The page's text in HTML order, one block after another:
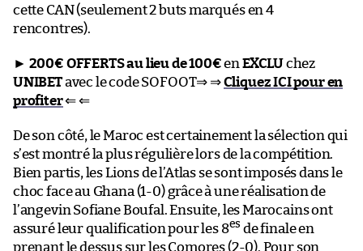
cette CAN (seulement 2 buts marqués en 4
rencontres).
► 200€ OFFERTS au lieu de 100€en EXCLUchez
UNIBETavec le code SOFOOT⇒ ⇒Cliquez ICI pour en
profiter⇐ ⇐
De son côté, le Maroc est certainement la sélection qui
s’est montré la plus régulière lors de la compétition.
Bien partis, les Lions de l’Atlas se sont imposés dans le
choc face au Ghana (1-0) grâce à une réalisation de
l’angevin Sofiane Boufal. Ensuite, les Marocains ont
assuré leur qualification pour les 8es de finale en
prenant le dessus sur les Comores (2-0). Pour son